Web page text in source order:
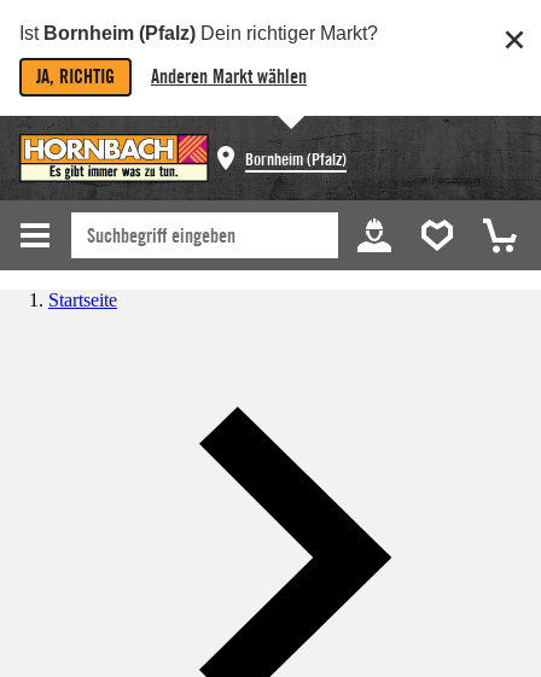
Ist Bornheim (Pfalz) Dein richtiger Markt?
JA, RICHTIG Anderen Markt wählen
Bornheim (Pfalz)
Startseite